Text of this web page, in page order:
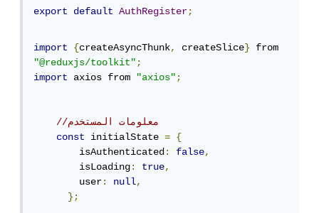
export default AuthRegister;
import {createAsyncThunk, createSlice}
"@reduxjs/toolkit";
import
axios from "axios";
//معلومات المستخدم
const
initialState =
{
        isAuthenticated
: false,
        isLoading
: true,
        user
: null,
};